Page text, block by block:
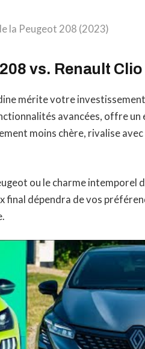
vs. Renault Clio
mérite votre
avancées, offre
moins chère, rivalise
ou le charme intemporel
dépendra de vos